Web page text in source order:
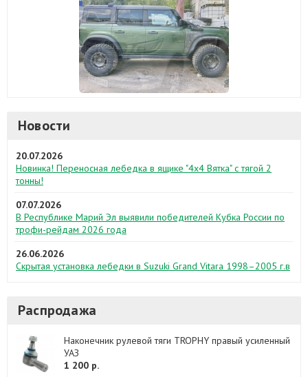
Новости
20.07.2026
Новинка! Переносная лебедка в ящике "4х4 Вятка" с тягой 2
тонны!
07.07.2026
В Республике Марий Эл выявили победителей Кубка России по
трофи-рейдам 2026 года
26.06.2026
Скрытая установка лебедки в Suzuki Grand Vitara 1998–2005 г.в
Распродажа
Наконечник рулевой тяги TROPHY правый усиленный
УАЗ
1 200 р.